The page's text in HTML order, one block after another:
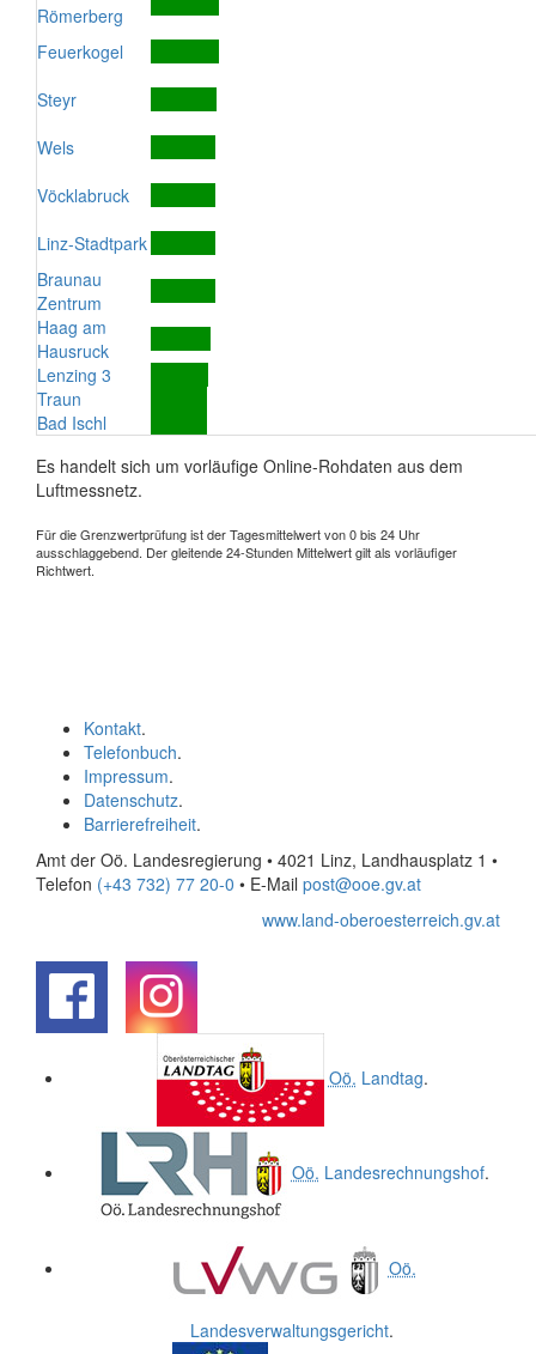
Römerberg
Feuerkogel
Steyr
Wels
Vöcklabruck
Linz-Stadtpark
Braunau
Zentrum
Haag am
Hausruck
Lenzing 3
Traun
Bad Ischl
Es handelt sich um vorläufige Online-Rohdaten aus dem
Luftmessnetz.
Für die Grenzwertprüfung ist der Tagesmittelwert von 0 bis 24 Uhr
ausschlaggebend. Der gleitende 24-Stunden Mittelwert gilt als vorläufiger
Richtwert.
Kontakt.
Telefonbuch.
Impressum.
Datenschutz.
Barrierefreiheit.
Amt der Oö. Landesregierung • 4021 Linz, Landhausplatz 1 •
Telefon (+43 732) 77 20-0 • E-Mail post@ooe.gv.at
www.land-oberoesterreich.gv.at
Oö. Landtag.
Oö. Landesrechnungshof.
Oö.
Landesverwaltungsgericht.